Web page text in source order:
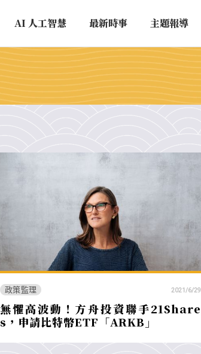
AI 人工智慧 最新時事 主題報導
政策監理 2021/6/29
無懼高波動！方舟投資聯手21Share
s，申請比特幣ETF「ARKB」